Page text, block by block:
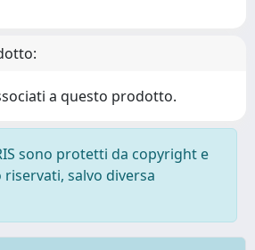
a questo prodotto.
sono protetti da copyright e
salvo diversa